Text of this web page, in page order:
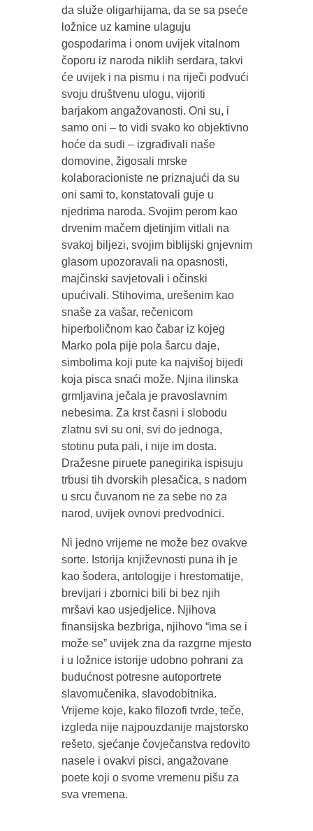
da služe oligarhijama, da se sa pseće
ložnice uz kamine ulaguju
gospodarima i onom uvijek vitalnom
čoporu iz naroda niklih serdara, takvi
će uvijek i na pismu i na riječi podvući
svoju društvenu ulogu, vijoriti
barjakom angažovanosti. Oni su, i
samo oni – to vidi svako ko objektivno
hoće da sudi – izgrađivali naše
domovine, žigosali mrske
kolaboracioniste ne priznajući da su
oni sami to, konstatovali guje u
njedrima naroda. Svojim perom kao
drvenim mačem djetinjim vitlali na
svakoj biljezi, svojim biblijski gnjevnim
glasom upozoravali na opasnosti,
majčinski savjetovali i očinski
upućivali. Stihovima, urešenim kao
snaše za vašar, rečenicom
hiperboličnom kao čabar iz kojeg
Marko pola pije pola šarcu daje,
simbolima koji pute ka najvišoj bijedi
koja pisca snaći može. Njina ilinska
grmljavina ječala je pravoslavnim
nebesima. Za krst časni i slobodu
zlatnu svi su oni, svi do jednoga,
stotinu puta pali, i nije im dosta.
Dražesne piruete panegirika ispisuju
trbusi tih dvorskih plesačica, s nadom
u srcu čuvanom ne za sebe no za
narod, uvijek ovnovi predvodnici.
Ni jedno vrijeme ne može bez ovakve
sorte. Istorija književnosti puna ih je
kao šodera, antologije i hrestomatije,
brevijari i zbornici bili bi bez njih
mršavi kao usjedjelice. Njihova
finansijska bezbriga, njihovo “ima se i
može se” uvijek zna da razgrne mjesto
i u ložnice istorije udobno pohrani za
budućnost potresne autoportrete
slavomučenika, slavodobitnika.
Vrijeme koje, kako filozofi tvrde, teče,
izgleda nije najpouzdanije majstorsko
rešeto, sjećanje čovječanstva redovito
nasele i ovakvi pisci, angažovane
poete koji o svome vremenu pišu za
sva vremena.